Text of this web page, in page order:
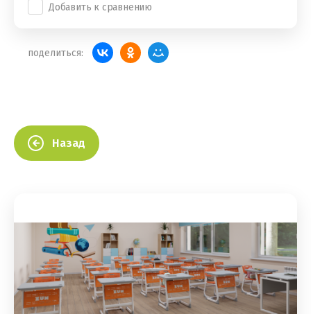
Добавить к сравнению
поделиться:
Назад